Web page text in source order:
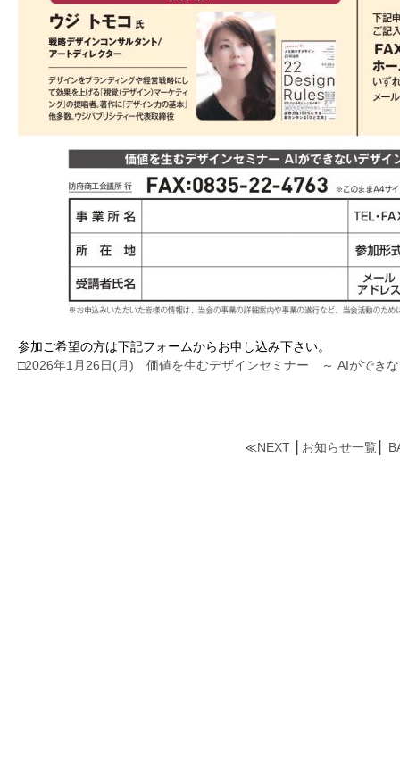
参加ご希望の方は下記フォームからお申し込み下さい。
□2026年1月26日(月) 価値を生むデザインセミナー ～ AIができ
≪NEXT お知らせ一覧